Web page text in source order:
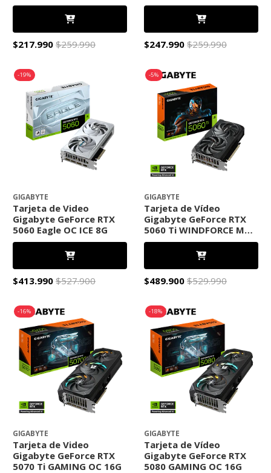
$217.990 $259.990 $247.990 $259.990
-19%
GIGABYTE
Tarjeta de Video
Gigabyte GeForce RTX
5060 Eagle OC ICE 8G
$413.990 $527.900
-5%
GIGABYTE
Tarjeta de Vídeo
Gigabyte GeForce RTX
5060 Ti WINDFORCE MAX
OC 8G
$489.900 $529.990
-16%
GIGABYTE
Tarjeta de Video
Gigabyte GeForce RTX
5070 Ti GAMING OC 16G
-18%
GIGABYTE
Tarjeta de Vídeo
Gigabyte GeForce RTX
5080 GAMING OC 16G